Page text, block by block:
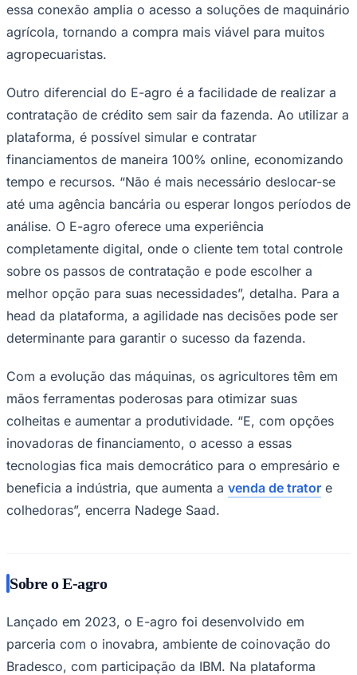
São Paulo
essa conexão amplia o acesso a soluções de maquinário
agrícola, tornando a compra mais viável para muitos
agropecuaristas.
Outro diferencial do E-agro é a facilidade de realizar a
contratação de crédito sem sair da fazenda. Ao utilizar a
plataforma, é possível simular e contratar
financiamentos de maneira 100% online, economizando
tempo e recursos. “Não é mais necessário deslocar-se
até uma agência bancária ou esperar longos períodos de
análise. O E-agro oferece uma experiência
completamente digital, onde o cliente tem total controle
sobre os passos de contratação e pode escolher a
melhor opção para suas necessidades”, detalha. Para a
head da plataforma, a agilidade nas decisões pode ser
determinante para garantir o sucesso da fazenda.
Com a evolução das máquinas, os agricultores têm em
mãos ferramentas poderosas para otimizar suas
colheitas e aumentar a produtividade. “E, com opções
inovadoras de financiamento, o acesso a essas
tecnologias fica mais democrático para o empresário e
beneficia a indústria, que aumenta a venda de trator e
colhedoras”, encerra Nadege Saad.
Sobre o E-agro
Lançado em 2023, o E-agro foi desenvolvido em
parceria com o inovabra, ambiente de coinovação do
Bradesco, com participação da IBM. Na plataforma